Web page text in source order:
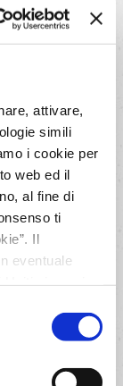
attivare,
simili
i cookie per
web ed il
al fine di
ti
Il
eventuale
tecnologia e
informativa
in